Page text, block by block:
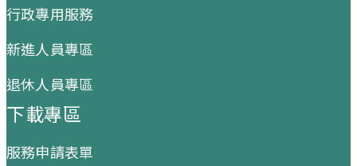
行政專用服務
新進人員專區
退休人員專區
下載專區
服務申請表單